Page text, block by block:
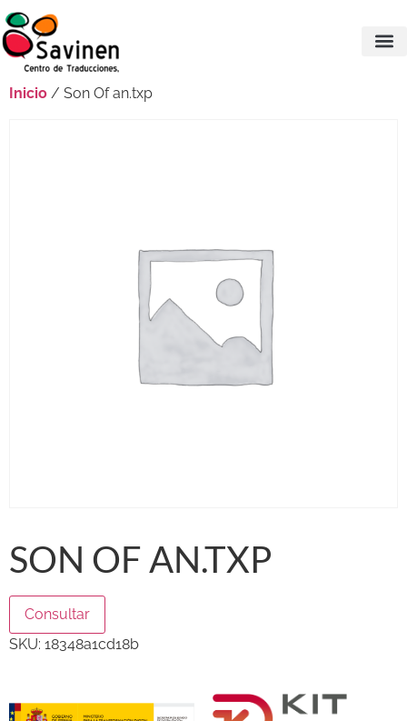
Inicio / Son Of an.txp
SON OF AN.TXP
Consultar
SKU: 18348a1cd18b